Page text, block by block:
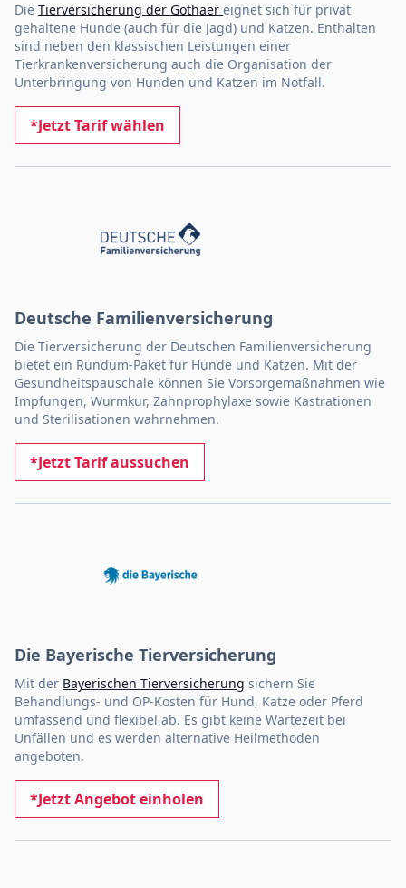
Die Tierversicherung der Gothaer eignet sich für privat
gehaltene Hunde (auch für die Jagd) und Katzen. Enthalten
sind neben den klassischen Leistungen einer
Tierkrankenversicherung auch die Organisation der
Unterbringung von Hunden und Katzen im Notfall.
*Jetzt Tarif wählen
Deutsche Familienversicherung
Die Tierversicherung der Deutschen Familienversicherung
bietet ein Rundum-Paket für Hunde und Katzen. Mit der
Gesundheitspauschale können Sie Vorsorge­maßnahmen wie
Impfun­gen, Wurmkur, Zahnprophylaxe sowie Kas­tra­tionen
und Sterilisationen wahrnehmen.
*Jetzt Tarif aussuchen
Die Bayerische Tierversicherung
Mit der Bayerischen Tierversicherung sichern Sie
Behandlungs- und OP-Kosten für Hund, Katze oder Pferd
umfassend und flexibel ab. Es gibt keine Wartezeit bei
Unfällen und es werden alternative Heilmethoden
angeboten.
*Jetzt Angebot einholen